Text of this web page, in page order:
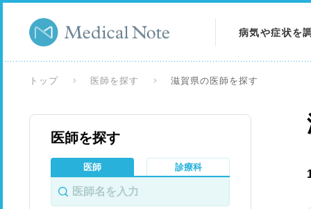
病気や症状を
トップ 医師を探す 滋賀県の医師を探す
医師を探す
医師 診療科